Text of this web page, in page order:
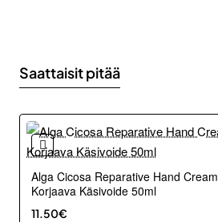
Saattaisit pitää
Alga Cicosa Reparative Hand Cream
Korjaava Käsivoide 50ml
11.50€